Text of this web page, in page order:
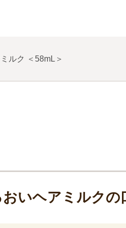
ルク ＜ 58mL ＞
いヘアミルクの